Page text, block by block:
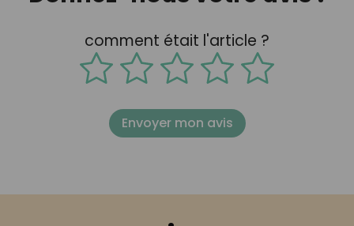
comment était l'article ?
Envoyer mon avis